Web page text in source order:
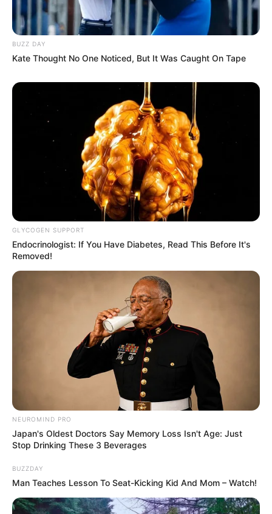
&TEAM RESCENE
Zena RESCENE Liv RESCENE
TULIS KOMENTAR
Alamat email Anda tidak akan dipublikasikan. Ruas yang wajib ditandai
BUZZ DAY
Kate Thought No One Noticed, But It Was Caught On Tape
GLYCOGEN SUPPORT
Endocrinologist: If You Have Diabetes, Read This Before It's
Removed!
NEUROMIND PRO
Japan's Oldest Doctors Say Memory Loss Isn't Age: Just
Stop Drinking These 3 Beverages
BUZZDAY
Man Teaches Lesson To Seat-Kicking Kid And Mom – Watch!